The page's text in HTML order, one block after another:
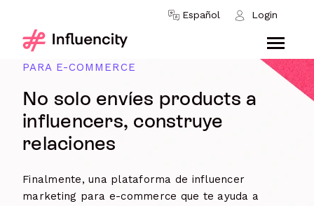
Español Login
Skip to content
PLATAFORMA DE INFLUENCER MARKETING
PARA E-COMMERCE
No solo envíes products a
influencers, construye
relaciones
Finalmente, una plataforma de influencer
marketing para e-commerce que te ayuda a